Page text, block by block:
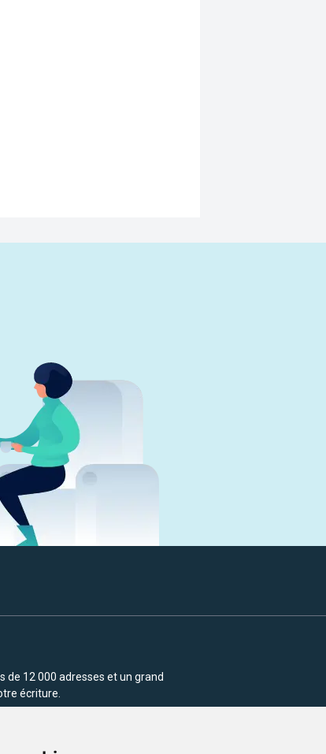
de 12 000 adresses et un grand
écriture.